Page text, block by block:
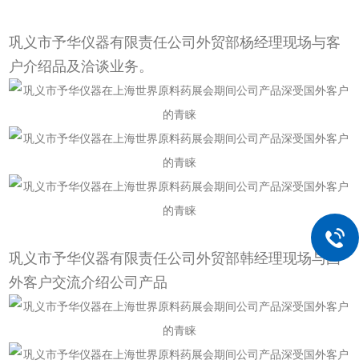
巩义市予华仪器有限责任公司外贸部杨经理现场与客
户介绍品及洽谈业务。
巩义市予华仪器有限责任公司外贸部韩经理现场与国
外客户交流介绍公司产品